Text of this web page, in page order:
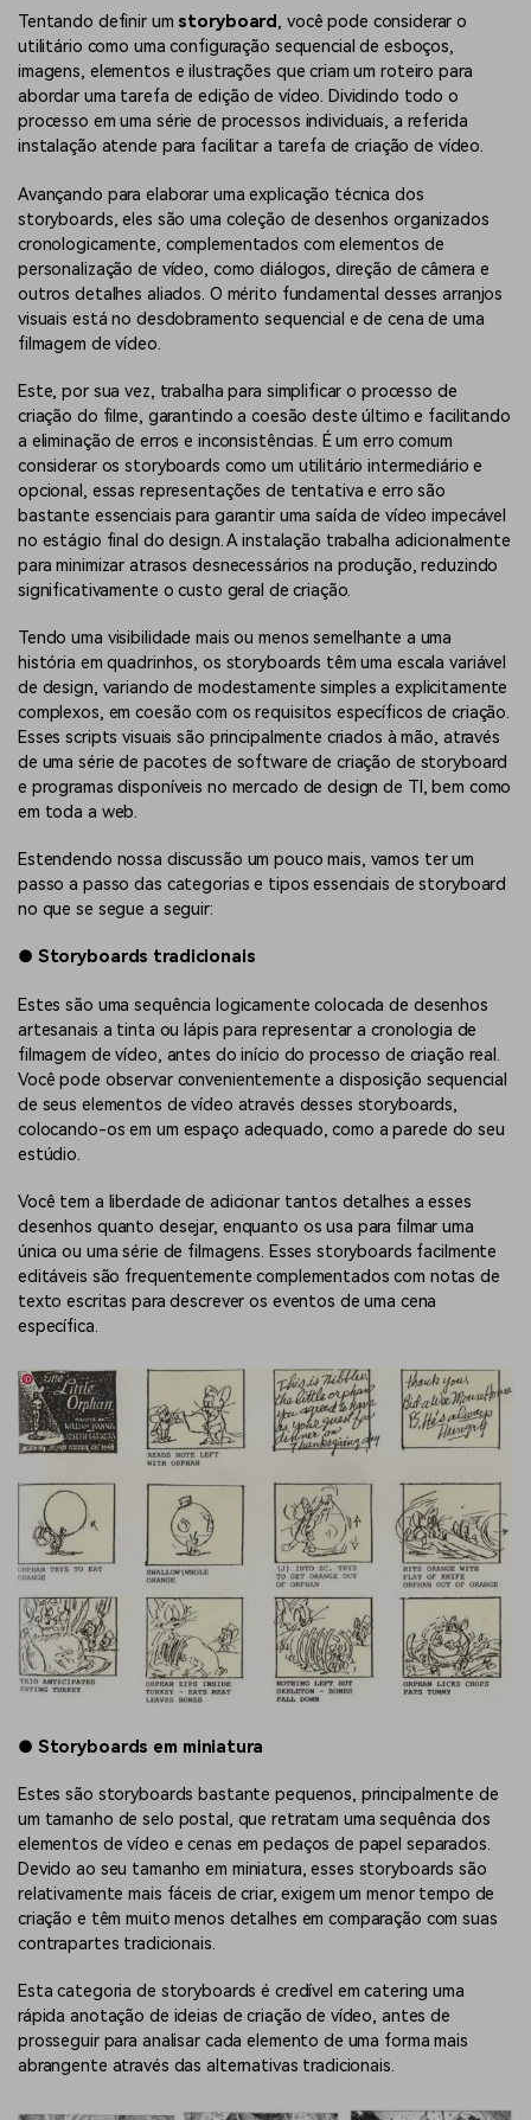
Tentando definir um storyboard, você pode considerar o
utilitário como uma configuração sequencial de esboços,
imagens, elementos e ilustrações que criam um roteiro para
abordar uma tarefa de edição de vídeo. Dividindo todo o
processo em uma série de processos individuais, a referida
instalação atende para facilitar a tarefa de criação de vídeo.
Avançando para elaborar uma explicação técnica dos
storyboards, eles são uma coleção de desenhos organizados
cronologicamente, complementados com elementos de
personalização de vídeo, como diálogos, direção de câmera e
outros detalhes aliados. O mérito fundamental desses arranjos
visuais está no desdobramento sequencial e de cena de uma
filmagem de vídeo.
Este, por sua vez, trabalha para simplificar o processo de
criação do filme, garantindo a coesão deste último e facilitando
a eliminação de erros e inconsistências. É um erro comum
considerar os storyboards como um utilitário intermediário e
opcional, essas representações de tentativa e erro são
bastante essenciais para garantir uma saída de vídeo impecável
no estágio final do design. A instalação trabalha adicionalmente
para minimizar atrasos desnecessários na produção, reduzindo
significativamente o custo geral de criação.
Tendo uma visibilidade mais ou menos semelhante a uma
história em quadrinhos, os storyboards têm uma escala variável
de design, variando de modestamente simples a explicitamente
complexos, em coesão com os requisitos específicos de criação.
Esses scripts visuais são principalmente criados à mão, através
de uma série de pacotes de software de criação de storyboard
e programas disponíveis no mercado de design de TI, bem como
em toda a web.
Estendendo nossa discussão um pouco mais, vamos ter um
passo a passo das categorias e tipos essenciais de storyboard
no que se segue a seguir:
● Storyboards tradicionais
Estes são uma sequência logicamente colocada de desenhos
artesanais a tinta ou lápis para representar a cronologia de
filmagem de vídeo, antes do início do processo de criação real.
Você pode observar convenientemente a disposição sequencial
de seus elementos de vídeo através desses storyboards,
colocando-os em um espaço adequado, como a parede do seu
estúdio.
Você tem a liberdade de adicionar tantos detalhes a esses
desenhos quanto desejar, enquanto os usa para filmar uma
única ou uma série de filmagens. Esses storyboards facilmente
editáveis são frequentemente complementados com notas de
texto escritas para descrever os eventos de uma cena
específica.
● Storyboards em miniatura
Estes são storyboards bastante pequenos, principalmente de
um tamanho de selo postal, que retratam uma sequência dos
elementos de vídeo e cenas em pedaços de papel separados.
Devido ao seu tamanho em miniatura, esses storyboards são
relativamente mais fáceis de criar, exigem um menor tempo de
criação e têm muito menos detalhes em comparação com suas
contrapartes tradicionais.
Esta categoria de storyboards é credível em catering uma
rápida anotação de ideias de criação de vídeo, antes de
prosseguir para analisar cada elemento de uma forma mais
abrangente através das alternativas tradicionais.